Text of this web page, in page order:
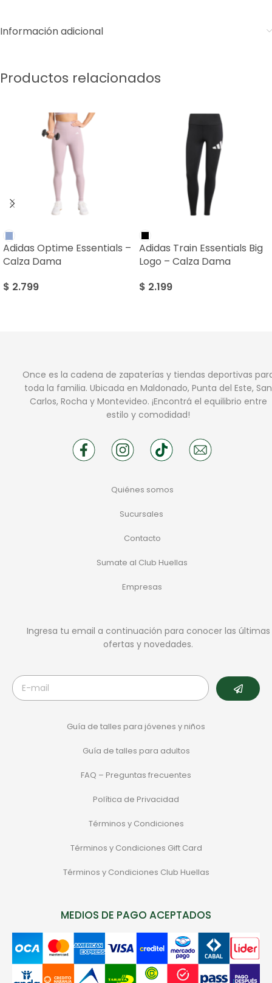
Información adicional
Productos relacionados
Adidas Optime Essentials –
Calza Dama
$ 2.799
Adidas Train Essentials Big
Logo – Calza Dama
$ 2.199
Once es la cadena de zapaterías y tiendas deportivas
toda la familia. Ubicada en Maldonado, Punta del Este, San
Carlos, Rocha y Montevideo. ¡Encontrá el equilibrio entre
estilo y comodidad!
Quiénes somos
Sucursales
Contacto
Sumate al Club Huellas
Empresas
Ingresa tu email a continuación para conocer las últimas
ofertas y novedades.
Guía de talles para jóvenes y niños
Guía de talles para adultos
FAQ – Preguntas frecuentes
Política de Privacidad
Términos y Condiciones
Términos y Condiciones Gift Card
Términos y Condiciones Club Huellas
MEDIOS DE PAGO ACEPTADOS